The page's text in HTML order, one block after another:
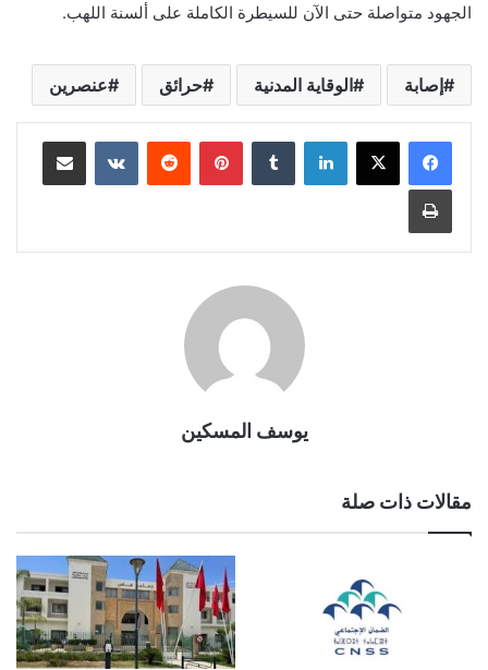
الجهود متواصلة حتى الآن للسيطرة الكاملة على ألسنة اللهب.
إصابة الوقاية المدنية حرائق عنصرين
لينكدإن بينتيريست مشاركة عبر البريد
طباعة
يوسف المسكين
مقالات ذات صلة